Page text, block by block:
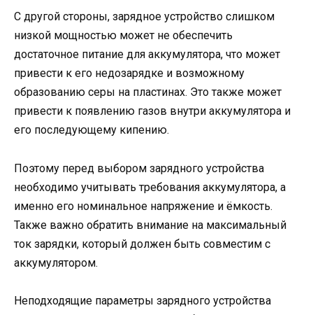
С другой стороны, зарядное устройство слишком
низкой мощностью может не обеспечить
достаточное питание для аккумулятора, что может
привести к его недозарядке и возможному
образованию серы на пластинах. Это также может
привести к появлению газов внутри аккумулятора и
его последующему кипению.
Поэтому перед выбором зарядного устройства
необходимо учитывать требования аккумулятора, а
именно его номинальное напряжение и ёмкость.
Также важно обратить внимание на максимальный
ток зарядки, который должен быть совместим с
аккумулятором.
Неподходящие параметры зарядного устройства